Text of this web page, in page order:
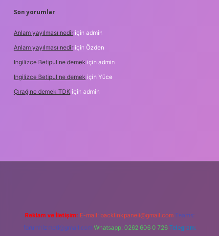
Son yorumlar
Anlam yayılması nedir için admin
Anlam yayılması nedir için Özden
Ingilizce Betipul ne demek için admin
Ingilizce Betipul ne demek için Yüce
Çırağ ne demek TDK için admin
Reklam ve İletişim: E-mail: backlinkpaneli@gmail.com Teams:
forumhizmeti@gmail.com Whatsapp: 0262 606 0 726 Telegram: